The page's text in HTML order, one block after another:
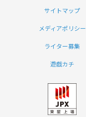
サイトマップ
メディアポリシー
ライター募集
遊戯カチ